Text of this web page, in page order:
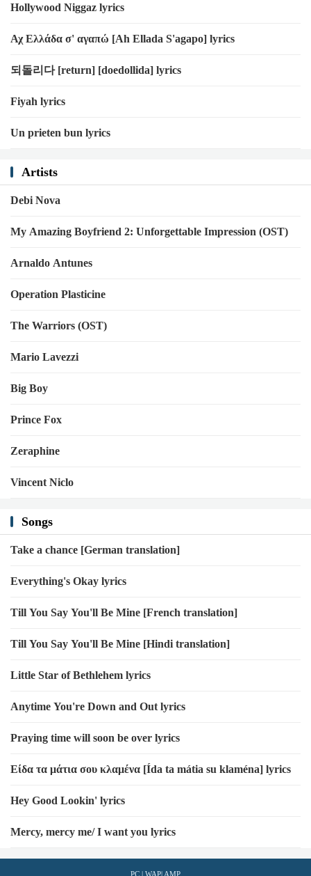
Hollywood Niggaz lyrics
Αχ Ελλάδα σ' αγαπώ [Ah Ellada S'agapo] lyrics
되돌리다 [return] [doedollida] lyrics
Fiyah lyrics
Un prieten bun lyrics
Artists
Debi Nova
My Amazing Boyfriend 2: Unforgettable Impression (OST)
Arnaldo Antunes
Operation Plasticine
The Warriors (OST)
Mario Lavezzi
Big Boy
Prince Fox
Zeraphine
Vincent Niclo
Songs
Take a chance [German translation]
Everything's Okay lyrics
Till You Say You'll Be Mine [French translation]
Till You Say You'll Be Mine [Hindi translation]
Little Star of Bethlehem lyrics
Anytime You're Down and Out lyrics
Praying time will soon be over lyrics
Είδα τα μάτια σου κλαμένα [Ída ta mátia su klaména] lyrics
Hey Good Lookin' lyrics
Mercy, mercy me/ I want you lyrics
PC | WAP| AMP